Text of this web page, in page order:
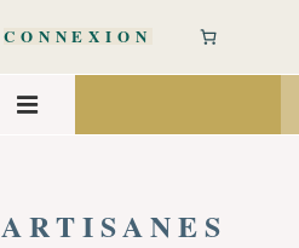
CONNEXION